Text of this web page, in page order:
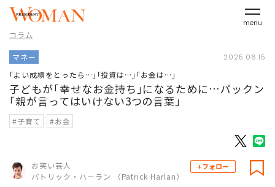
menu
コラム
マネー 2025.06.15
｢よい成績をとったら…｣｢投資は…｣｢お金は…｣
子どもが｢幸せなお金持ち｣になるために…パックン
｢親が言ってはいけない3つの言葉｣
#子育て #お金
お笑い芸人
パトリック・ハーラン （Patrick Harlan）
+フォロー